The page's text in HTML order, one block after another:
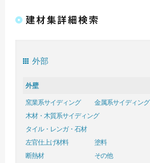
外部
外壁
窯業系サイディング
金属系サイディング
木材・木質系サイディング
タイル・レンガ・石材
左官仕上げ材料
塗料
断熱材
その他